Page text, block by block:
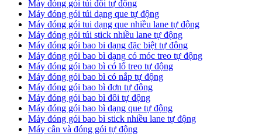
Máy đóng gói túi đôi tự động
Máy đóng gói túi dạng que tự động
Máy đóng gói tui dạng que nhiều lane tự động
Máy đóng gói túi stick nhiều lane tự động
Máy đóng gói bao bi dạng đặc biệt tự động
Máy đóng gói bao bì dạng có móc treo tự động
Máy đóng gói bao bì có lổ treo tự động
Máy đóng gói bao bì có nắp tự động
Máy đóng gói bao bì đơn tự động
Máy đóng gói bao bì đôi tự động
Máy đóng gói bao bì dạng que tự động
Máy đóng gói bao bì stick nhiều lane tự động
Máy cân và đóng gói tự động